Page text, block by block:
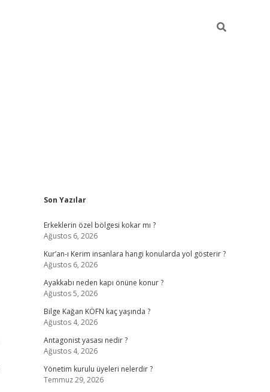
Sidebar
Son Yazılar
Erkeklerin özel bölgesi kokar mı ?
Ağustos 6, 2026
Kur’an-ı Kerim insanlara hangi konularda yol gösterir ?
Ağustos 6, 2026
Ayakkabı neden kapı önüne konur ?
Ağustos 5, 2026
Bilge Kağan KÖFN kaç yaşında ?
Ağustos 4, 2026
Antagonist yasası nedir ?
Ağustos 4, 2026
Yönetim kurulu üyeleri nelerdir ?
Temmuz 29, 2026